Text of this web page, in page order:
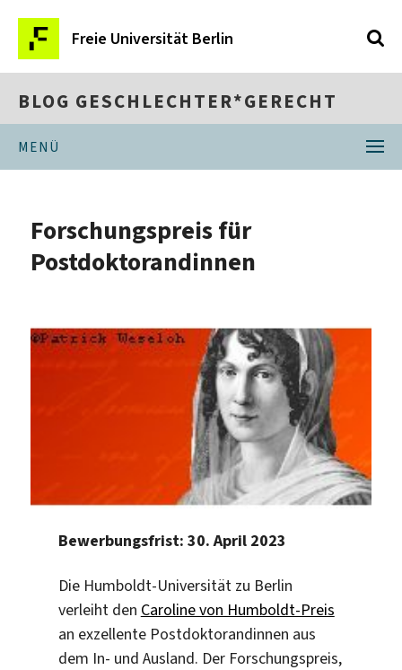
Freie Universität Berlin
BLOG GESCHLECHTER*GERECHT
MENÜ
Forschungspreis für
Postdoktorandinnen
Bewerbungsfrist: 30. April 2023
Die Humboldt-Universität zu Berlin
verleiht den Caroline von Humboldt-Preis
an exzellente Postdoktorandinnen aus
dem In- und Ausland. Der Forschungspreis,